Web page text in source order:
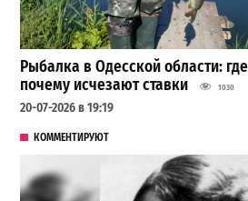
Рыбалка в Одесской области:
почему исчезают ставки
1030
20-07-2026 в 19:19
КОММЕНТИРУЮТ